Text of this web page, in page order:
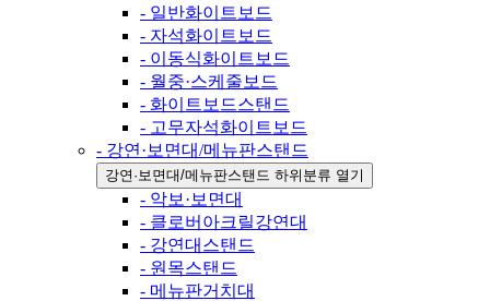
- 일반화이트보드
- 자석화이트보드
- 이동식화이트보드
- 월중·스케줄보드
- 화이트보드스탠드
- 고무자석화이트보드
- 강연·보면대/메뉴판스탠드
강연·보면대/메뉴판스탠드 하위분류 열기
- 악보·보면대
- 클로버아크릴강연대
- 강연대스탠드
- 원목스탠드
- 메뉴판거치대